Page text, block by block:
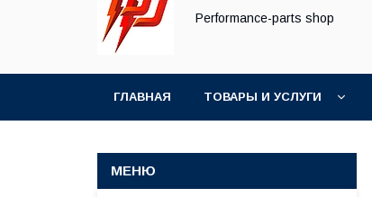
Performance-parts shop
ГЛАВНАЯ ТОВАРЫ И УСЛУГИ